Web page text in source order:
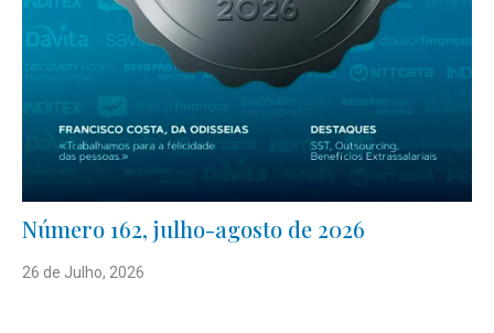
Número 162, julho-agosto de 2026
26 de Julho, 2026